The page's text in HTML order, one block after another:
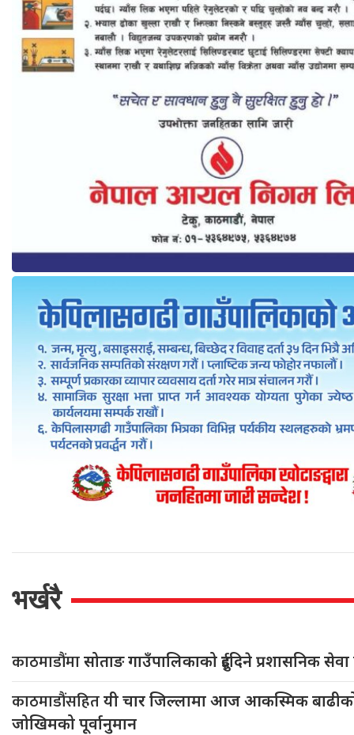
भर्खरै
काठमाडौंमासोताङ गाउँपालिकाको दुईदिने प्रशासनिक
काठमाडौंसहितयी चार जिल्लामा आज आकस्मिक बाढीको
जोखिमको पूर्वानुमान